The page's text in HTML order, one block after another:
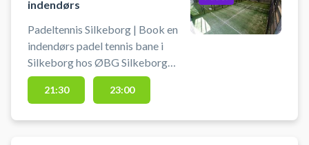
indendørs
Padeltennis Silkeborg | Book en
indendørs padel tennis bane i
Silkeborg hos ØBG Silkeborg
Tennis & Padel. Spil padel i
Silkeborg hos ØBG Silkeborg
21:30 23:00